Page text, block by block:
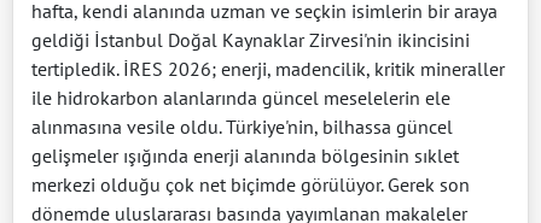
hafta, kendi alanında uzman ve seçkin isimlerin bir araya
geldiği İstanbul Doğal Kaynaklar Zirvesi'nin ikincisini
tertipledik. İRES 2026; enerji, madencilik, kritik mineraller
ile hidrokarbon alanlarında güncel meselelerin ele
alınmasına vesile oldu. Türkiye'nin, bilhassa güncel
gelişmeler ışığında enerji alanında bölgesinin sıklet
merkezi olduğu çok net biçimde görülüyor. Gerek son
dönemde uluslararası basında yayımlanan makaleler